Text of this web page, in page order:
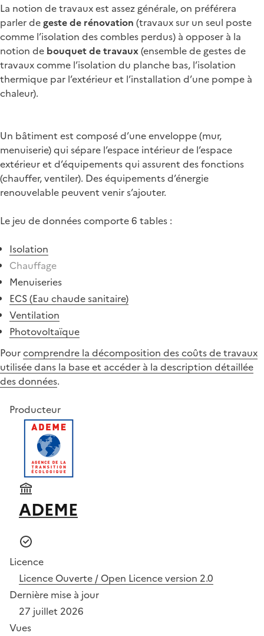
La notion de travaux est assez générale, on préférera
parler de geste de rénovation (travaux sur un seul poste
comme l’isolation des combles perdus) à opposer à la
notion de bouquet de travaux(ensemble de gestes de
travaux comme l’isolation du planche bas, l’isolation
thermique par l’extérieur et l’installation d’une pompe à
chaleur).
Un bâtiment est composé d’une enveloppe (mur,
menuiserie) qui sépare l’espace intérieur de l’espace
extérieur et d’équipements qui assurent des fonctions
(chauffer, ventiler). Des équipements d’énergie
renouvelable peuvent venir s’ajouter.
Le jeu de données comporte 6 tables :
Isolation
Chauffage
Menuiseries
ECS (Eau chaude sanitaire)
Ventilation
Photovoltaïque
Pourcomprendre la décomposition des coûts de travaux
utilisée dans la base et accéder à la description détaillée
des données.
Producteur
ADEME
Licence
Licence Ouverte / Open Licence version 2.0
Dernière mise à jour
27 juillet 2026
Vues